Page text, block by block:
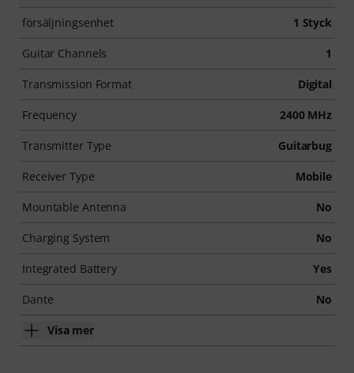
försäljningsenhet 1 Styck
Guitar Channels 1
Transmission Format Digital
Frequency 2400 MHz
Transmitter Type Guitarbug
Receiver Type Mobile
Mountable Antenna No
Charging System No
Integrated Battery Yes
Dante No
Visa mer